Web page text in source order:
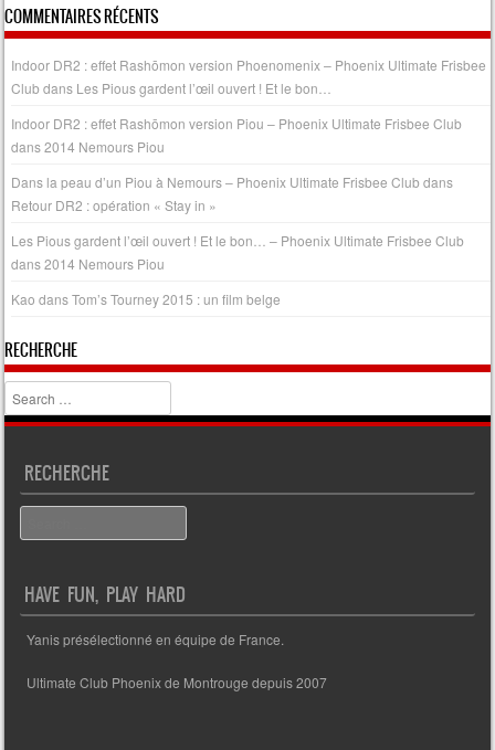
COMMENTAIRES RÉCENTS
Indoor DR2 : effet Rashōmon version Phoenomenix – Phoenix Ultimate Frisbee
Clubdans Les Pious gardent l’œil ouvert ! Et le bon…
Indoor DR2 : effet Rashōmon version Piou – Phoenix Ultimate Frisbee Club
dans2014 Nemours Piou
Dans la peau d’un Piou à Nemours – Phoenix Ultimate Frisbee Clubdans
Retour DR2 : opération « Stay in »
Les Pious gardent l’œil ouvert ! Et le bon… – Phoenix Ultimate Frisbee Club
dans2014 Nemours Piou
Kao dansTom’s Tourney 2015 : un film belge
RECHERCHE
Search
RECHERCHE
HAVE FUN, PLAY HARD
Yanis présélectionné en équipe de France.
Ultimate Club Phoenix de Montrouge depuis 2007